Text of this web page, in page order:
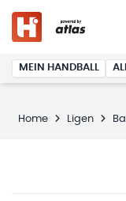
MEIN HANDBALL
Home Ligen